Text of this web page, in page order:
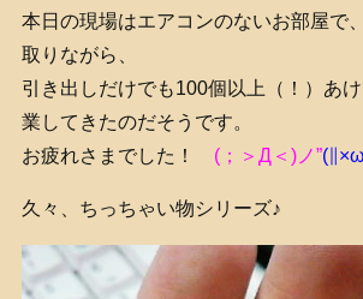
本日の現場はエアコンのないお部屋で
取りながら、
引き出しだけでも100個以上（！）あ
業してきたのだそうです。
お疲れさまでした！ (；＞Д＜)ノ”
久々、ちっちゃい物シリーズ♪